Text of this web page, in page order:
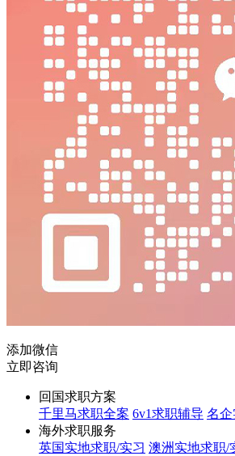
添加微信
立即咨询
回国求职方案
千里马求职全案 6v1求职辅导 名企
海外求职服务
英国实地求职/实习 澳洲实地求职/